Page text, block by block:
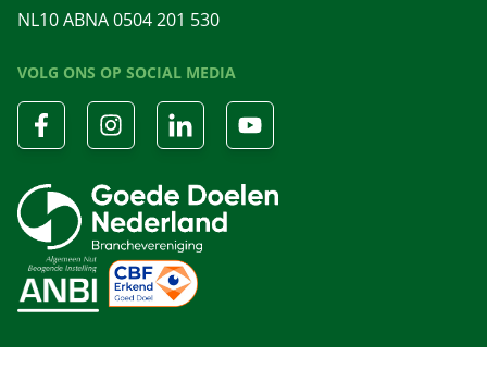
NL10 ABNA 0504 201 530
VOLG ONS OP SOCIAL MEDIA